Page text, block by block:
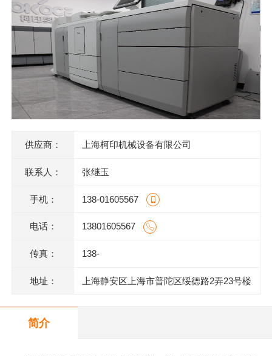
供应商： 上海柯印机械设备有限公司
联系人： 张继玉
手机： 138-01605567
电话： 13801605567
传真： 138-
地址： 上海静安区上海市普陀区绥德路2弄23号楼
简介